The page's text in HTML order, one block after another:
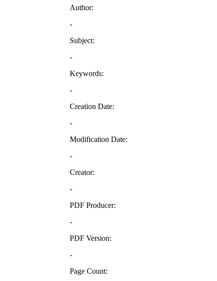
Author:
-
Subject:
-
Keywords:
-
Creation Date:
-
Modification Date:
-
Creator:
-
PDF Producer:
-
PDF Version:
-
Page Count: